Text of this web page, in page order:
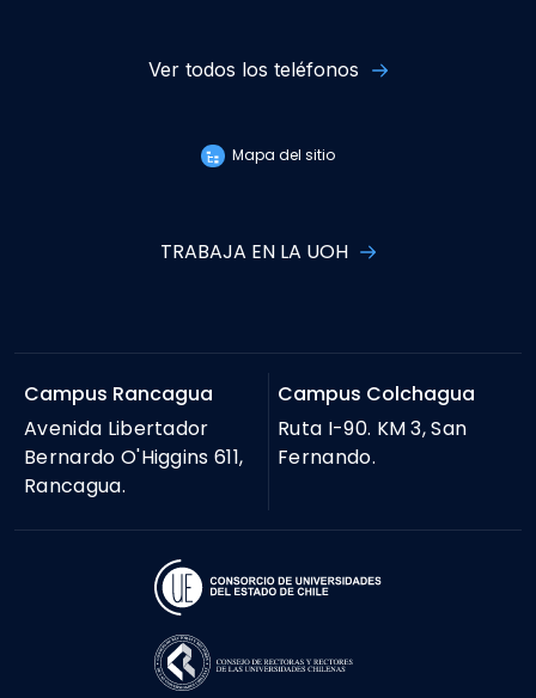
Ver todos los teléfonos
Mapa del sitio
TRABAJA EN LA UOH
Campus Rancagua
Avenida Libertador
Bernardo O'Higgins 611,
Rancagua.
Campus Colchagua
Ruta I-90. KM 3, San
Fernando.